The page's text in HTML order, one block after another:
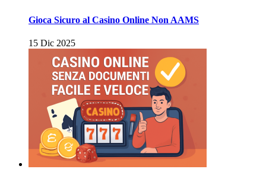
Gioca Sicuro al Casino Online Non AAMS
15 Dic 2025